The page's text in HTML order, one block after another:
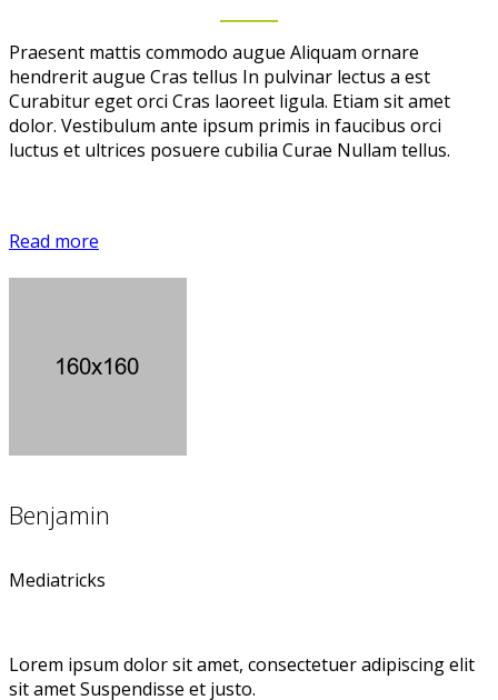
Praesent mattis commodo augue Aliquam ornare
hendrerit augue Cras tellus In pulvinar lectus a est
Curabitur eget orci Cras laoreet ligula. Etiam sit amet
dolor. Vestibulum ante ipsum primis in faucibus orci
luctus et ultrices posuere cubilia Curae Nullam tellus.
Read more
Benjamin
Mediatricks
Lorem ipsum dolor sit amet, consectetuer adipiscing elit
sit amet Suspendisse et justo.